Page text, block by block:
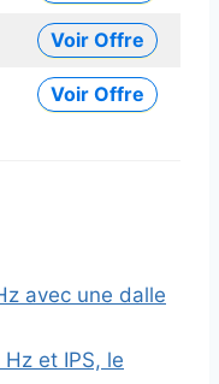
Voir Offre
Voir Offre
avec une dalle
et IPS, le